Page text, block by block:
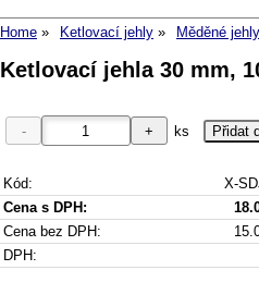
Home Ketlovací jehly Měděné jehly
Ketlovací jehla 30 mm,
ks
Kód:
X-
Cena s DPH:
Cena bez DPH:
DPH: